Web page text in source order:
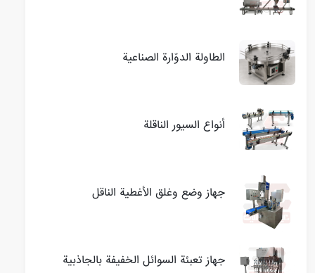
الطاولة الدوّارة الصناعية
أنواع السيور الناقلة
جهاز وضع وغلق الأغطية الناقل
جهاز تعبئة السوائل الخفيفة بالجاذبية